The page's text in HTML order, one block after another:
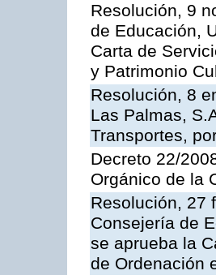
Resolución, 9
de Educación,
Carta de
y Patrimonio
Resolución, 8
Las Palmas,
Transportes,
Decreto 22/
Orgánico de la
Resolución, 27
Consejería de
se aprueba la
de Ordenación